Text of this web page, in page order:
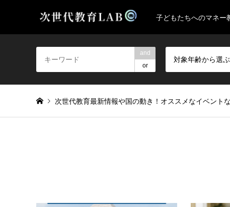
子どもたちへのマネー
and
or
対象年齢から選ぶ
次世代教育最新情報や国の動き！オススメなイベント